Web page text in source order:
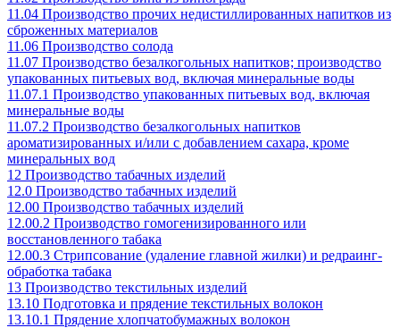
11.04 Производство прочих недистиллированных напитков из
сброженных материалов
11.06 Производство солода
11.07 Производство безалкогольных напитков; производство
упакованных питьевых вод, включая минеральные воды
11.07.1 Производство упакованных питьевых вод, включая
минеральные воды
11.07.2 Производство безалкогольных напитков
ароматизированных и/или с добавлением сахара, кроме
минеральных вод
12 Производство табачных изделий
12.0 Производство табачных изделий
12.00 Производство табачных изделий
12.00.2 Производство гомогенизированного или
восстановленного табака
12.00.3 Стрипсование (удаление главной жилки) и редраинг-
обработка табака
13 Производство текстильных изделий
13.10 Подготовка и прядение текстильных волокон
13.10.1 Прядение хлопчатобумажных волокон